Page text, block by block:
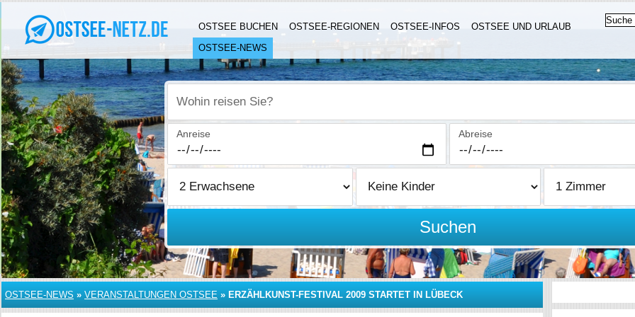
OSTSEE BUCHEN OSTSEE-REGIONEN OSTSEE-INFOS
OSTSEE UND URLAUB
OSTSEE-NEWS
Wohin reisen Sie?
Anreise Abreise
Suchen
OSTSEE-NEWS » VERANSTALTUNGEN OSTSEE » ERZÄHLKUNST-FESTIVAL 2009 STARTET IN LÜBECK